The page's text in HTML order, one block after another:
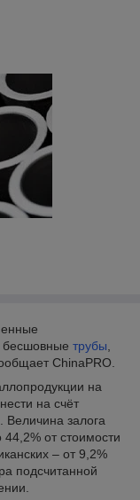
бесшовные трубы
ChinaPRO.
на
на счёт
Величина залога
от стоимости
– от 9,2%
подсчитанной